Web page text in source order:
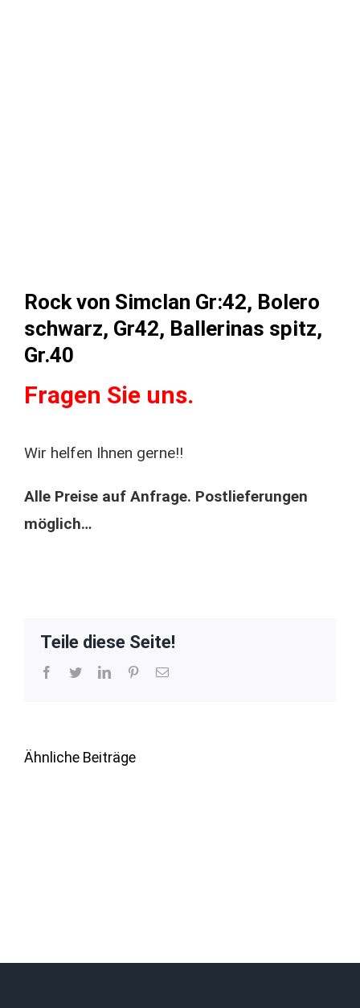
Rock von Simclan Gr:42, Bolero
schwarz, Gr42, Ballerinas spitz,
Gr.40
Fragen Sie uns.
Wir helfen Ihnen gerne!!
Alle Preise auf Anfrage. Postlieferungen
möglich…
Teile diese Seite!
Facebook
TwitterLinkedInPinterest
E-
Ähnliche Beiträge